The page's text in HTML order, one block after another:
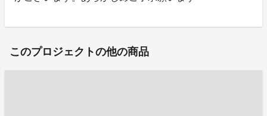
このプロジェクトの他の商品